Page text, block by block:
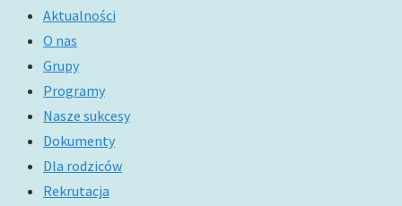
Aktualności
O nas
Grupy
Programy
Nasze sukcesy
Dokumenty
Dla rodziców
Rekrutacja